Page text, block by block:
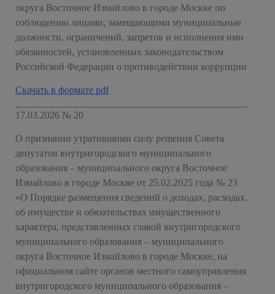
округа Восточное Измайлово в городе Москве по
соблюдению лицами, замещающими муниципальные
должности, ограничений, запретов и исполнения ими
обязанностей, установленных законодательством
Российской Федерации о противодействии коррупции
Скачать в формате pdf
17.03.2026 № 20
О признании утратившими силу решения Совета
депутатов внутригородского муниципального
образования – муниципального округа Восточное
Измайлово в городе Москве от 25.02.2025 года № 23
«О Порядке размещения сведений о доходах, расходах,
об имуществе и обязательствах имущественного
характера, представленных главой внутригородского
муниципального образования – муниципального
округа Восточное Измайлово в городе Москве, на
официальном сайте органов местного самоуправления
внутригородского муниципального образования –